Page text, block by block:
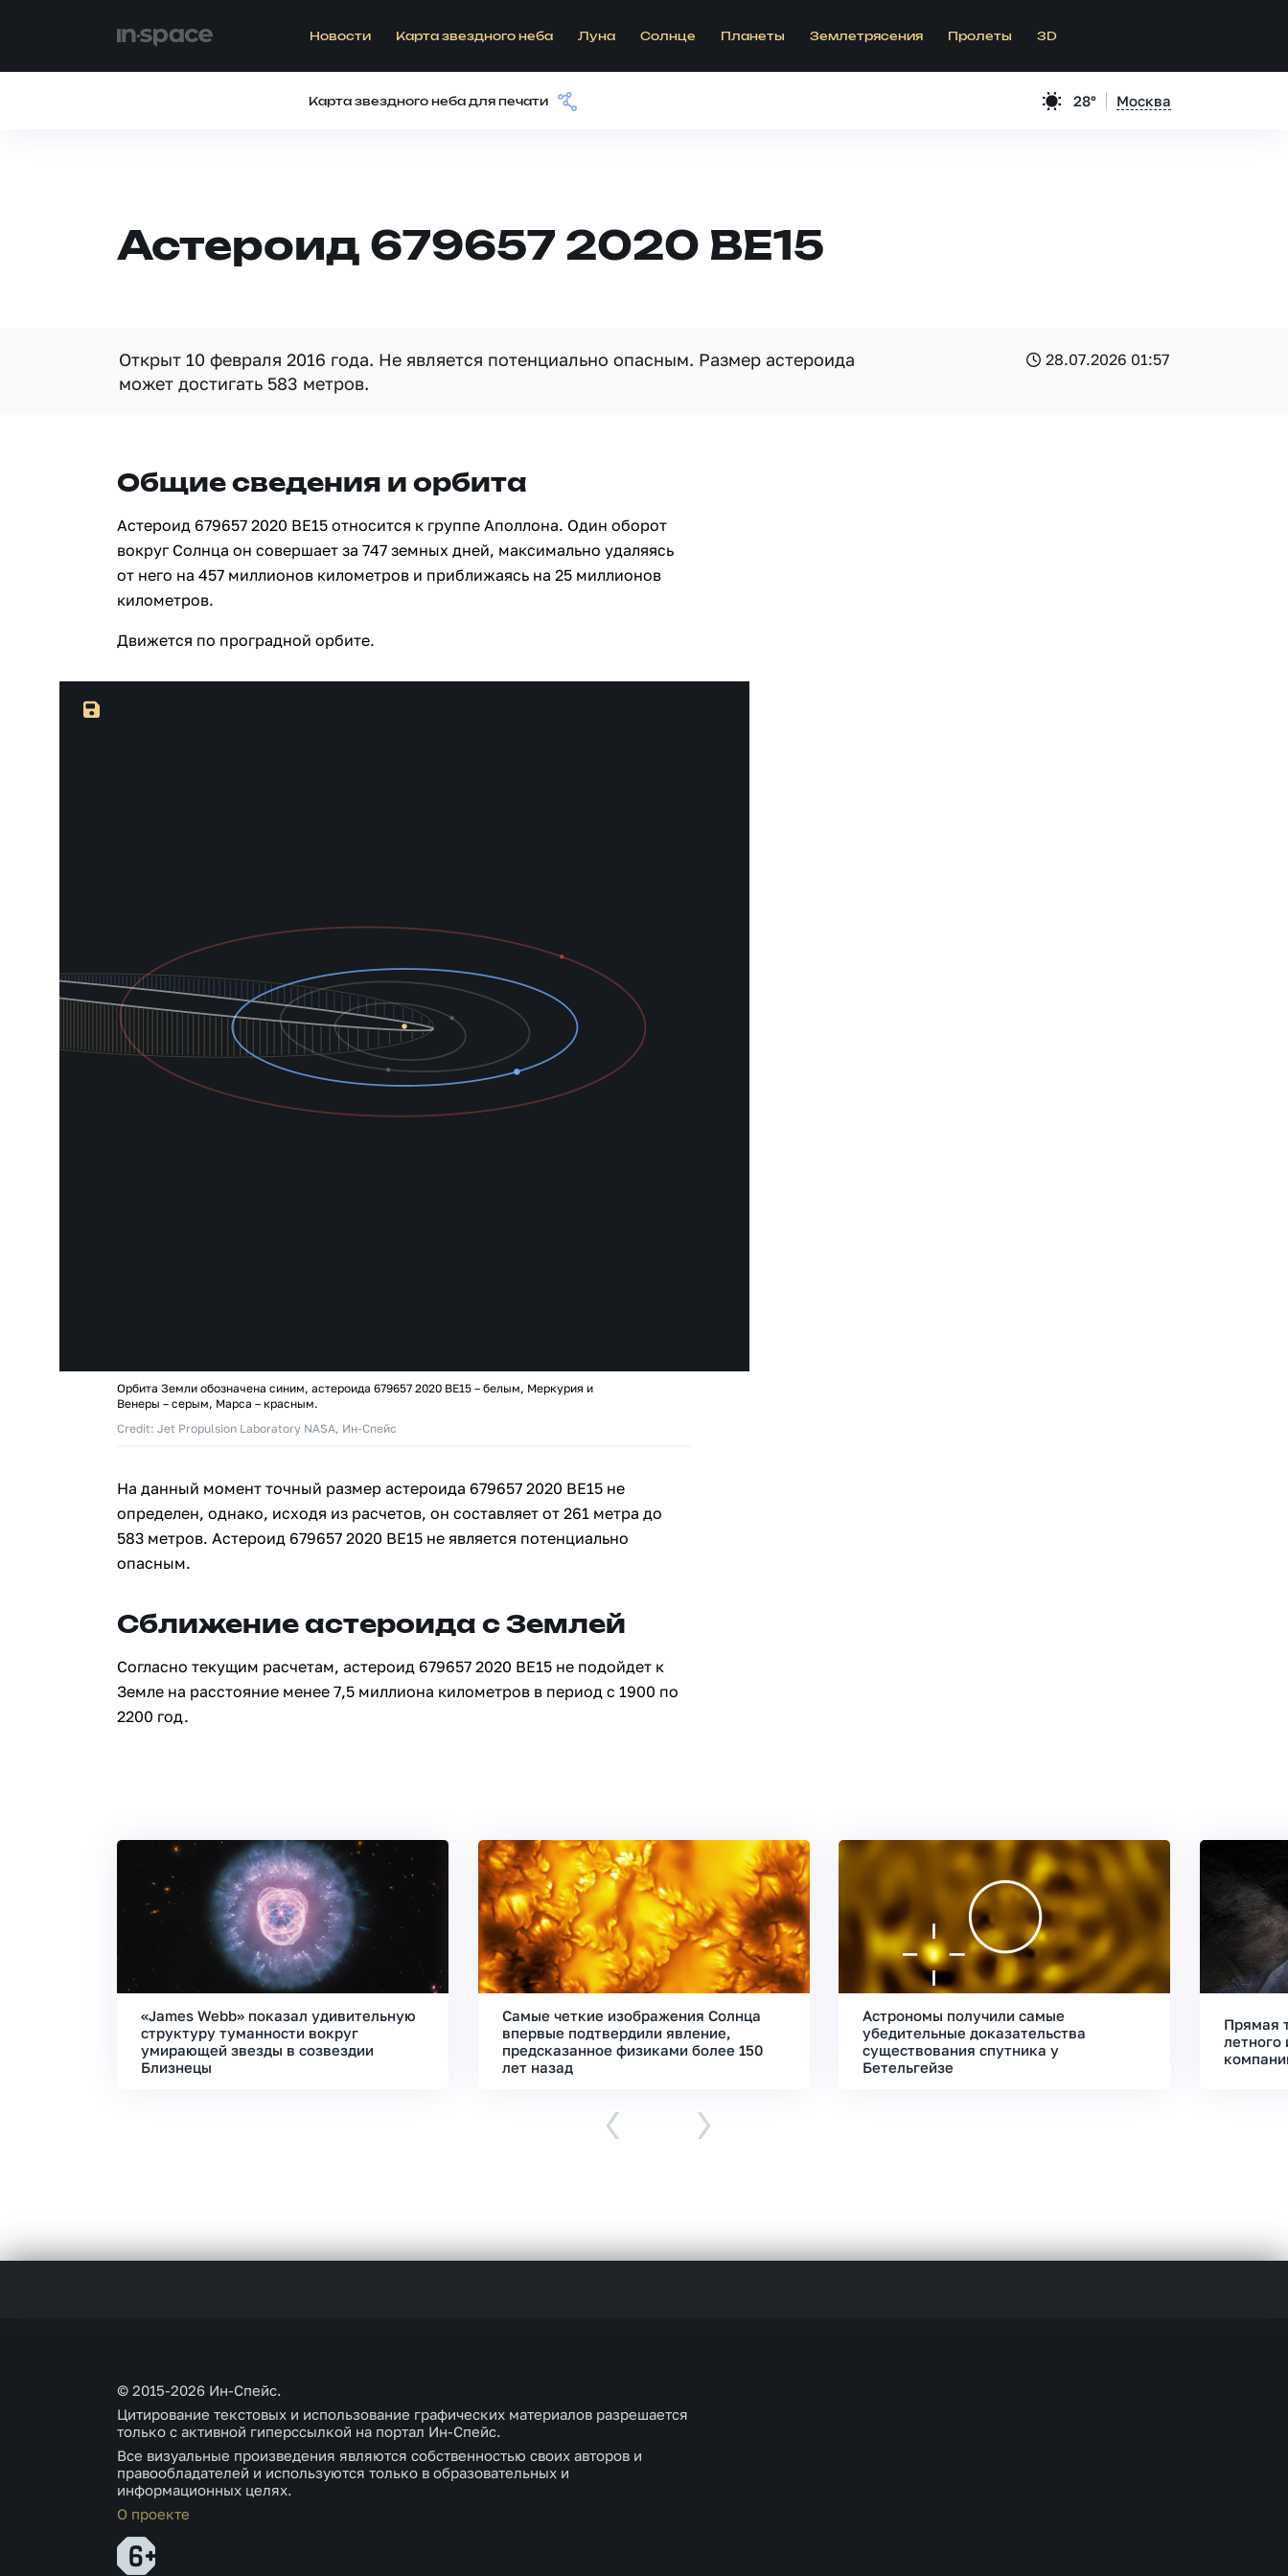
Новости Карта звездного неба Луна Солнце Планеты Землетрясения Пролеты 3D
Карта звездного неба для печати 28° Москва
Астероид 679657 2020 BE15
Открыт 10 февраля 2016 года. Не является потенциально опасным. Размер астероида
может достигать 583 метров.
28.07.2026 01:57
Общие сведения и орбита
Астероид 679657 2020 BE15 относится к группе Аполлона. Один оборот
вокруг Солнца он совершает за 747 земных дней, максимально удаляясь
от него на 457 миллионов километров и приближаясь на 25 миллионов
километров.
Движется по проградной орбите.
Орбита Земли обозначена синим, астероида 679657 2020 BE15 – белым, Меркурия и
Венеры – серым, Марса – красным.
Credit: Jet Propulsion Laboratory NASA, Ин-Спейс
На данный момент точный размер астероида 679657 2020 BE15 не
определен, однако, исходя из расчетов, он составляет от 261 метра до
583 метров. Астероид 679657 2020 BE15 не является потенциально
опасным.
Сближение астероида с Землей
Согласно текущим расчетам, астероид 679657 2020 BE15 не подойдет к
Земле на расстояние менее 7,5 миллиона километров в период с 1900 по
2200 год.
«James Webb» показал удивительную
структуру туманности вокруг
умирающей звезды в созвездии
Близнецы
Самые четкие изображения Солнца
впервые подтвердили явление,
предсказанное физиками более 150
лет назад
Астрономы получили самые
убедительные доказательства
существования спутника у
Бетельгейзе
Прямая
летного
‹ ›
© 2015-2026 Ин-Спейс.
Цитирование текстовых и использование графических материалов разрешается
только с активной гиперссылкой на портал Ин-Спейс.
Все визуальные произведения являются собственностью своих авторов и
правообладателей и используются только в образовательных и
информационных целях.
О проекте